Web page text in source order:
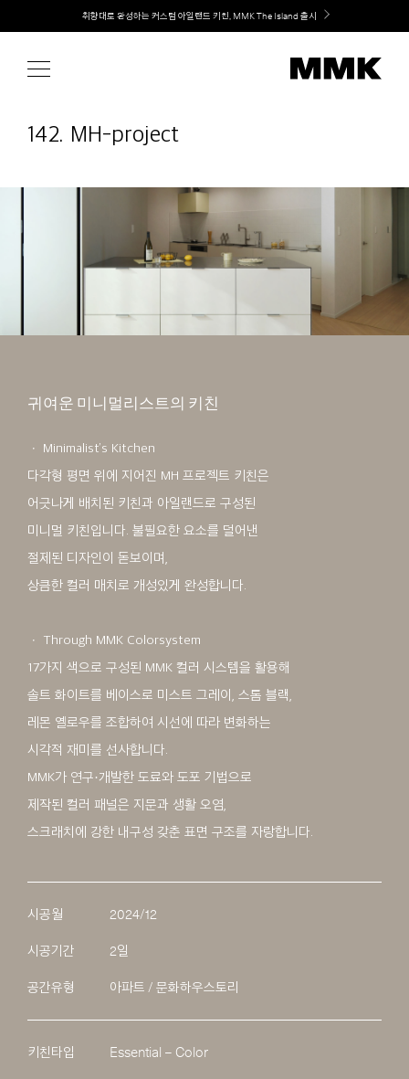
content
취향대로 완성하는 커스텀 아일랜드 키친, MMK The Island 출시
142. MH-project
귀여운 미니멀리스트의 키친
ㆍ Minimalist’s Kitchen
다각형 평면 위에 지어진 MH 프로젝트 키친은
어긋나게 배치된 키친과 아일랜드로 구성된
미니멀 키친입니다. 불필요한 요소를 덜어낸
절제된 디자인이 돋보이며,
상큼한 컬러 매치로 개성있게 완성합니다.
ㆍ Through MMK Colorsystem
17가지 색으로 구성된 MMK 컬러 시스템을 활용해
솔트 화이트를 베이스로 미스트 그레이, 스톰 블랙,
레몬 옐로우를 조합하여 시선에 따라 변화하는
시각적 재미를 선사합니다.
MMK가 연구·개발한 도료와 도포 기법으로
제작된 컬러 패널은 지문과 생활 오염,
스크래치에 강한 내구성 갖춘 표면 구조를 자랑합니다.
시공월 2024/12
시공기간 2일
공간유형 아파트 / 문화하우스토리
키친타입 Essential – Color